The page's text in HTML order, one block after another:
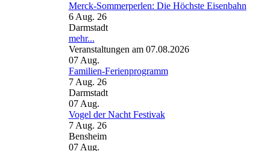
Merck-Sommerperlen: Die Höchste Eisenbahn
6 Aug. 26
Darmstadt
mehr...
Veranstaltungen am 07.08.2026
07 Aug.
Familien-Ferienprogramm
7 Aug. 26
Darmstadt
07 Aug.
Vogel der Nacht Festivak
7 Aug. 26
Bensheim
07 Aug.